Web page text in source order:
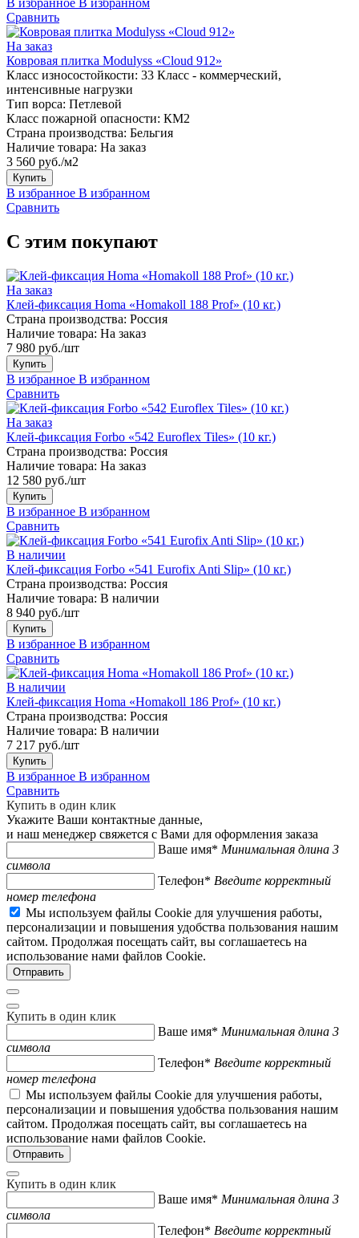
Сравнить
На заказ
Ковровая плитка Modulyss «Cloud 912»
Класс износостойкости: 33 Класс - коммерческий,
интенсивные нагрузки
Тип ворса: Петлевой
Класс пожарной опасности: КМ2
Страна производства: Бельгия
Наличие товара: На заказ
3 560 руб./м2
Купить
В избранное В избранном
Сравнить
С этим покупают
На заказ
Клей-фиксация Homa «Homakoll 188 Prof» (10 кг.)
Страна производства: Россия
Наличие товара: На заказ
7 980 руб./шт
Купить
В избранное В избранном
Сравнить
На заказ
Клей-фиксация Forbo «542 Euroflex Tiles» (10 кг.)
Страна производства: Россия
Наличие товара: На заказ
12 580 руб./шт
Купить
В избранное В избранном
Сравнить
В наличии
Клей-фиксация Forbo «541 Eurofix Anti Slip» (10 кг.)
Страна производства: Россия
Наличие товара: В наличии
8 940 руб./шт
Купить
В избранное В избранном
Сравнить
В наличии
Клей-фиксация Homa «Homakoll 186 Prof» (10 кг.)
Страна производства: Россия
Наличие товара: В наличии
7 217 руб./шт
Купить
В избранное В избранном
Сравнить
Купить в один клик
Укажите Ваши контактные данные,
и наш менеджер свяжется с Вами для оформления заказа
Ваше имя* Минимальная длина 3
символа
Телефон* Введите корректный
номер телефона
Мы используем файлы Cookie для улучшения работы,
персонализации и повышения удобства пользования нашим
сайтом. Продолжая посещать сайт, вы соглашаетесь на
использование нами файлов Cookie.
Купить в один клик
Ваше имя* Минимальная длина 3
символа
Телефон* Введите корректный
номер телефона
Мы используем файлы Cookie для улучшения работы,
персонализации и повышения удобства пользования нашим
сайтом. Продолжая посещать сайт, вы соглашаетесь на
использование нами файлов Cookie.
Купить в один клик
Ваше имя* Минимальная длина 3
символа
Телефон* Введите корректный